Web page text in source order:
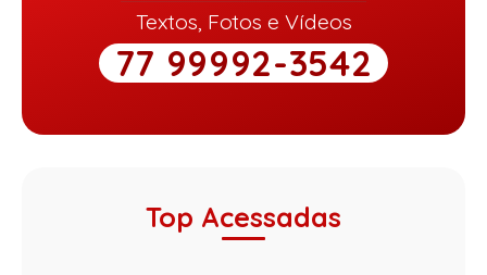
Textos, Fotos e Vídeos
77 99992-3542
Top Acessadas